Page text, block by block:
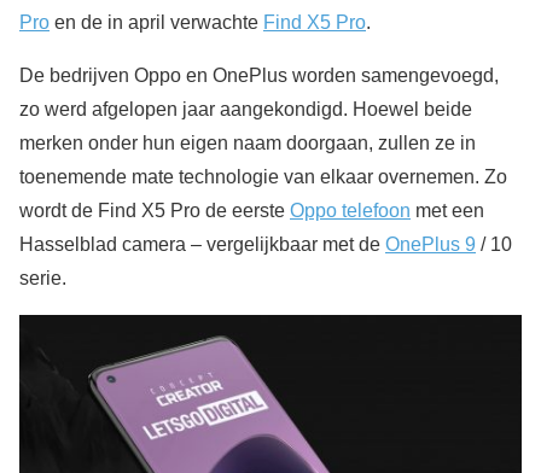
Pro en de in april verwachte Find X5 Pro.
De bedrijven Oppo en OnePlus worden samengevoegd,
zo werd afgelopen jaar aangekondigd. Hoewel beide
merken onder hun eigen naam doorgaan, zullen ze in
toenemende mate technologie van elkaar overnemen. Zo
wordt de Find X5 Pro de eerste Oppo telefoon met een
Hasselblad camera – vergelijkbaar met de OnePlus 9 / 10
serie.